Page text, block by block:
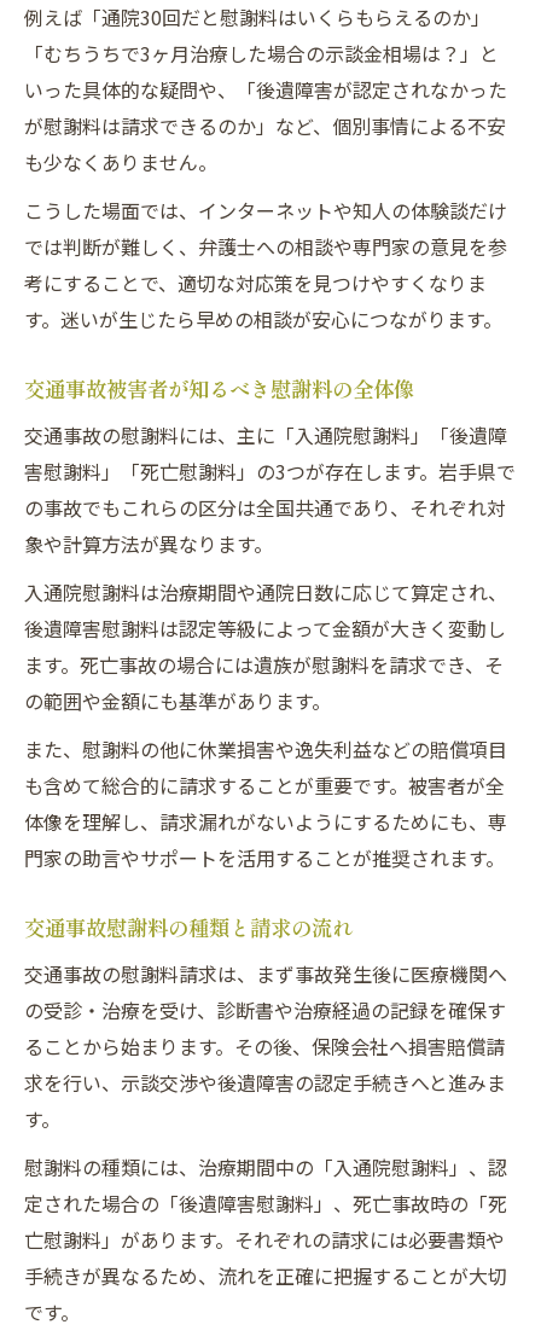
方
交通事故交渉を有利に進める心構えとは
交通事故の慰謝料に役立つ準備リスト
交通事故交渉で失敗しない段取りの秘訣
交通事故で保険会社の提示額に注意する理
由
交通事故慰謝料をアップさせるための対策
法
交通事故で低額提示に納得しないための工
交通事故被害者が損しない慰謝料の守り方
交通事故慰謝料交渉で損をしないコツ
例えば「通院30回だと慰謝料はいくらもらえるのか」
「むちうちで3ヶ月治療した場合の示談金相場は？」と
いった具体的な疑問や、「後遺障害が認定されなかった
が慰謝料は請求できるのか」など、個別事情による不安
も少なくありません。
こうした場面では、インターネットや知人の体験談だけ
では判断が難しく、弁護士への相談や専門家の意見を参
考にすることで、適切な対応策を見つけやすくなりま
す。迷いが生じたら早めの相談が安心につながります。
交通事故被害者が知るべき慰謝料の全体像
交通事故の慰謝料には、主に「入通院慰謝料」「後遺障
害慰謝料」「死亡慰謝料」の3つが存在します。岩手県で
の事故でもこれらの区分は全国共通であり、それぞれ対
象や計算方法が異なります。
入通院慰謝料は治療期間や通院日数に応じて算定され、
後遺障害慰謝料は認定等級によって金額が大きく変動し
ます。死亡事故の場合には遺族が慰謝料を請求でき、そ
の範囲や金額にも基準があります。
また、慰謝料の他に休業損害や逸失利益などの賠償項目
も含めて総合的に請求することが重要です。被害者が全
体像を理解し、請求漏れがないようにするためにも、専
門家の助言やサポートを活用することが推奨されます。
交通事故慰謝料の種類と請求の流れ
交通事故の慰謝料請求は、まず事故発生後に医療機関へ
の受診・治療を受け、診断書や治療経過の記録を確保す
ることから始まります。その後、保険会社へ損害賠償請
求を行い、示談交渉や後遺障害の認定手続きへと進みま
す。
慰謝料の種類には、治療期間中の「入通院慰謝料」、認
定された場合の「後遺障害慰謝料」、死亡事故時の「死
亡慰謝料」があります。それぞれの請求には必要書類や
手続きが異なるため、流れを正確に把握することが大切
です。